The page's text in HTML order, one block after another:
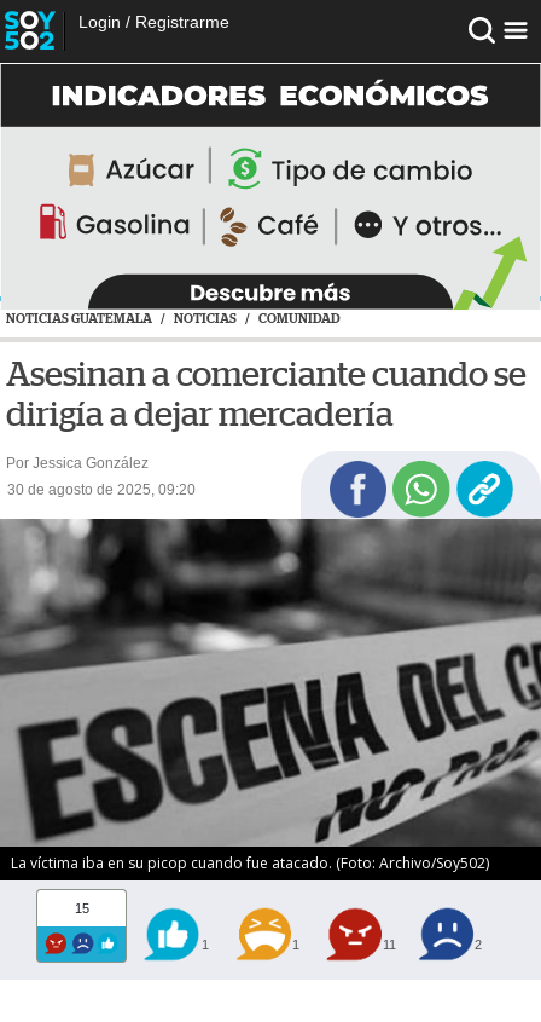
Login / Registrarme
NOTICIAS GUATEMALA / NOTICIAS / COMUNIDAD
Asesinan a comerciante cuando se
dirigía a dejar mercadería
Por Jessica González
30 de agosto de 2025, 09:20
La víctima iba en su picop cuando fue atacado. (Foto: Archivo/Soy502)
15
1 1 11 2